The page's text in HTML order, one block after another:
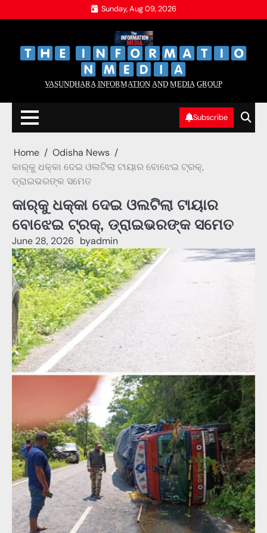
to
Sunday, Aug 09, 2026
V̲A̲S̲U̲N̲D̲H̲A̲R̲A̲ I̲N̲F̲O̲R̲M̲A̲T̲I̲O̲N̲ A̲N̲D̲ M̲E̲D̲I̲A̲ G̲R̲O̲U̲P̲
Subscribe
Home
Odisha News
କାର୍‌କୁ ଧକ୍କା ଦେଇ ଓଲଟିଲା ଟାୟାର ବୋଝେଇ ଟ୍ରକ୍‌,
ଡ୍ରାଇଭରଙ୍କ ସମେତ
କାର୍‌କୁ ଧକ୍କା ଦେଇ ଓଲଟିଲା ଟାୟାର
ବୋଝେଇ ଟ୍ରକ୍‌, ଡ୍ରାଇଭରଙ୍କ ସମେତ
June 28, 2026 byadmin